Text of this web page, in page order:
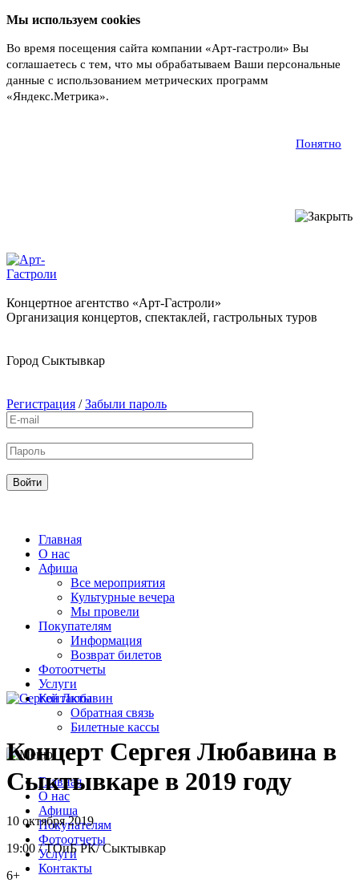
Мы используем cookies
Во время посещения сайта компании «Арт-гастроли» Вы
соглашаетесь с тем, что мы обрабатываем Ваши персональные
данные с использованием метрических программ
«Яндекс.Метрика».
Понятно
Концертное агентство «Арт-Гастроли»
Организация концертов, спектаклей, гастрольных туров
Город Сыктывкар
Регистрация / Забыли пароль
Главная
О нас
Афиша
Все мероприятия
Культурные вечера
Мы провели
Покупателям
Информация
Возврат билетов
Фотоотчеты
Услуги
Контакты
Обратная связь
Билетные кассы
Главная
О нас
Афиша
Покупателям
Фотоотчеты
Услуги
Контакты
Концерт Сергея Любавина в
Сыктывкаре в 2019 году
10 октября 2019
19:00 /ТОиБ РК/Сыктывкар
6+